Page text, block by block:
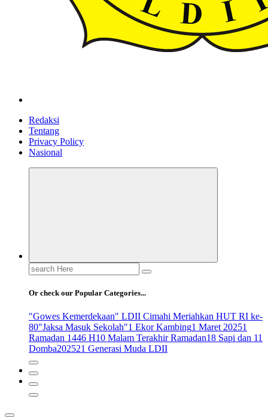
Redaksi
Tentang
Privacy Policy
Nasional
Search
for:
Or check our Popular Categories...
"Gowes Kemerdekaan" LDII Cimahi Meriahkan HUT RI ke-
80"Jaksa Masuk Sekolah"1 Ekor Kambing1 Maret 20251
Ramadan 1446 H10 Malam Terakhir Ramadan18 Sapi dan 11
Domba202521 Generasi Muda LDII